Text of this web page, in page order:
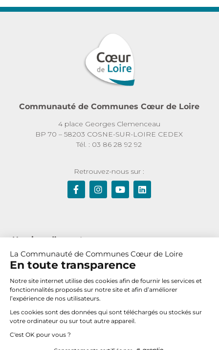
Communauté de Communes Cœur de Loire
4 place Georges Clemenceau
BP 70 – 58203 COSNE-SUR-LOIRE CEDEX
Tél. : 03 86 28 92 92
Retrouvez-nous sur :
Horaires d’ouverture :
Du lundi au jeudi de 8h30 à 12h et de 13h30 à 17h30
Le vendredi de 8h30 à 12h
Nous contacter
La Communauté de Communes Cœur de Loire
En toute transparence
Notre site internet utilise des cookies afin de fournir les services et
fonctionnalités proposés sur notre site et afin d’améliorer
l’expérience de nos utilisateurs.
Les cookies sont des données qui sont téléchargés ou stockés sur
votre ordinateur ou sur tout autre appareil.
C'est OK pour vous ?